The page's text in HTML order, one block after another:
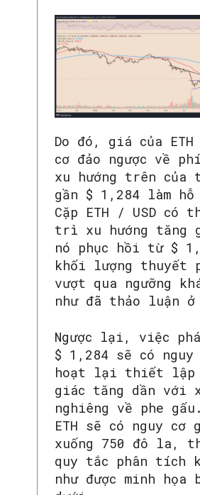
Do đó, giá của ETH
cơ đảo ngược về
xu hướng trên của
gần $ 1,284 làm
Cặp ETH / USD có
trì xu hướng tăng
nó phục hồi từ $
khối lượng thuyết
vượt qua ngưỡng
như đã thảo luận
Ngược lại, việc
$ 1,284 sẽ có
hoạt lại thiết lập
giác tăng dần với
nghiêng về phe
ETH sẽ có nguy cơ
xuống 750 đô la,
quy tắc phân tích
như được minh họa